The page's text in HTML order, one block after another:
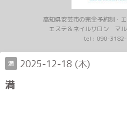
高知県安芸市の完全予約制・
エステ＆ネイルサロン マル
tel : 090-
満 2025-12-18 (木)
満